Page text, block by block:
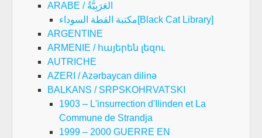
ARABE / العَرَبِيَّةُ
مكتبة القطة السوداء[Black Cat Library]
ARGENTINE
ARMENIE / հայերեն լեզու
AUTRICHE
AZERI / Azərbaycan dilinə
BALKANS / SRPSKOHRVATSKI
1903 – L'insurrection d'Ilinden et La
Commune de Strandja
1999 – 2000 GUERRE EN